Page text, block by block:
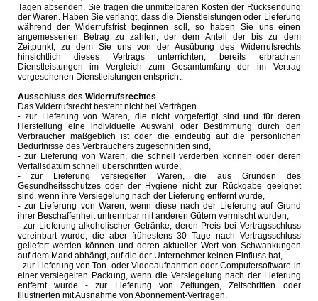
Tagen absenden. Sie tragen die unmittelbaren Kosten der Rücksendung
der Waren. Haben Sie verlangt, dass die Dienstleistungen oder Lieferung
während der Widerrufsfrist beginnen soll, so haben Sie uns einen
angemessenen Betrag zu zahlen, der dem Anteil der bis zu dem
Zeitpunkt, zu dem Sie uns von der Ausübung des Widerrufsrechts
hinsichtlich dieses Vertrags unterrichten, bereits erbrachten
Dienstleistungen im Vergleich zum Gesamtumfang der im Vertrag
vorgesehenen Dienstleistungen entspricht.
Ausschluss des Widerrufsrechtes
Das Widerrufsrecht besteht nicht bei Verträgen
- zur Lieferung von Waren, die nicht vorgefertigt sind und für deren
Herstellung eine individuelle Auswahl oder Bestimmung durch den
Verbraucher maßgeblich ist oder die eindeutig auf die persönlichen
Bedürfnisse des Verbrauchers zugeschnitten sind,
- zur Lieferung von Waren, die schnell verderben können oder deren
Verfallsdatum schnell überschritten würde,
- zur Lieferung versiegelter Waren, die aus Gründen des
Gesundheitsschutzes oder der Hygiene nicht zur Rückgabe geeignet
sind, wenn ihre Versiegelung nach der Lieferung entfernt wurde,
- zur Lieferung von Waren, wenn diese nach der Lieferung auf Grund
ihrer Beschaffenheit untrennbar mit anderen Gütern vermischt wurden,
- zur Lieferung alkoholischer Getränke, deren Preis bei Vertragsschluss
vereinbart wurde, die aber frühestens 30 Tage nach Vertragsschluss
geliefert werden können und deren aktueller Wert von Schwankungen
auf dem Markt abhängt, auf die der Unternehmer keinen Einfluss hat,
- zur Lieferung von Ton- oder Videoaufnahmen oder Computersoftware in
einer versiegelten Packung, wenn die Versiegelung nach der Lieferung
entfernt wurde - zur Lieferung von Zeitungen, Zeitschriften oder
Illustrierten mit Ausnahme von Abonnement-Verträgen.